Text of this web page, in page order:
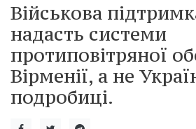
Військова
надасть системи
протиповітряної
Вірменії, а не
подробиці.